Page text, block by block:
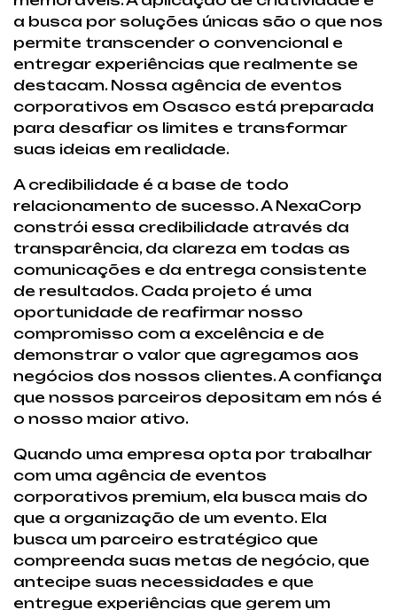
a busca por soluções únicas são o que nos
permite transcender o convencional e
entregar experiências que realmente se
destacam. Nossa agência de eventos
corporativos em Osasco está preparada
para desafiar os limites e transformar
suas ideias em realidade.
A credibilidade é a base de todo
relacionamento de sucesso. A NexaCorp
constrói essa credibilidade através da
transparência, da clareza em todas as
comunicações e da entrega consistente
de resultados. Cada projeto é uma
oportunidade de reafirmar nosso
compromisso com a excelência e de
demonstrar o valor que agregamos aos
negócios dos nossos clientes. A confiança
que nossos parceiros depositam em nós é
o nosso maior ativo.
Quando uma empresa opta por trabalhar
com uma agência de eventos
corporativos premium, ela busca mais do
que a organização de um evento. Ela
busca um parceiro estratégico que
compreenda suas metas de negócio, que
antecipe suas necessidades e que
entregue experiências que gerem um